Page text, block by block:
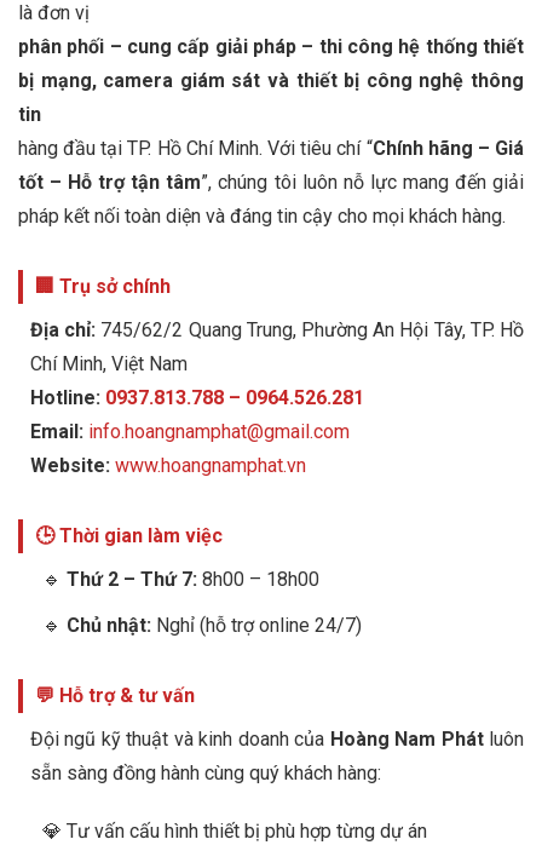
là đơn vị
phân phối – cung cấp giải pháp – thi công hệ thống thiết
bị mạng, camera giám sát và thiết bị công nghệ thông
tin
hàng đầu tại TP. Hồ Chí Minh. Với tiêu chí “Chính hãng – Giá
tốt – Hỗ trợ tận tâm”, chúng tôi luôn nỗ lực mang đến giải
pháp kết nối toàn diện và đáng tin cậy cho mọi khách hàng.
🏢 Trụ sở chính
Địa chỉ: 745/62/2 Quang Trung, Phường An Hội Tây, TP. Hồ
Chí Minh, Việt Nam
Hotline: 0937.813.788 – 0964.526.281
Email: info.hoangnamphat@gmail.com
Website: www.hoangnamphat.vn
🕒 Thời gian làm việc
🔹 Thứ 2 – Thứ 7: 8h00 – 18h00
🔹 Chủ nhật: Nghỉ (hỗ trợ online 24/7)
💬 Hỗ trợ & tư vấn
Đội ngũ kỹ thuật và kinh doanh của Hoàng Nam Phátluôn
sẵn sàng đồng hành cùng quý khách hàng:
💎 Tư vấn cấu hình thiết bị phù hợp từng dự án